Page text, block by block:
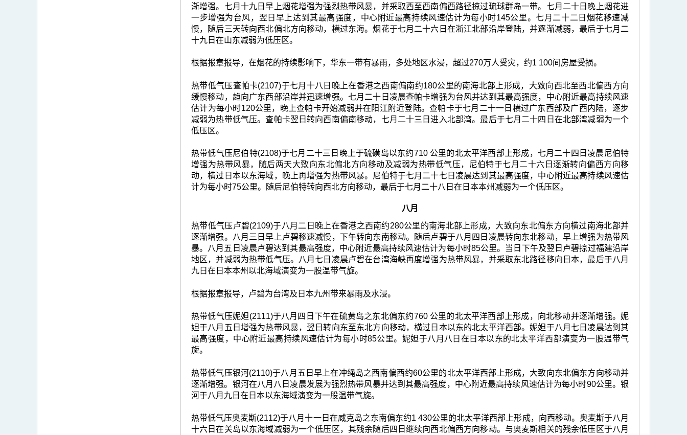
渐增强。七月十九日早上烟花增强为强烈热带风暴，并采取西至西南偏西路径掠过琉球群岛一带。七月二十日晚上烟花进
一步增强为台风，翌日早上达到其最高强度，中心附近最高持续风速估计为每小时145公里。七月二十二日烟花移速减
慢，随后三天转向西北偏北方向移动，横过东海。烟花于七月二十六日在浙江北部沿岸登陆，并逐渐减弱，最后于七月二
十九日在山东减弱为低压区。
根据报章报导，在烟花的持续影响下，华东一带有暴雨，多处地区水浸，超过270万人受灾，约1 100间房屋受损。
热带低气压查帕卡(2107)于七月十八日晚上在香港之西南偏南约180公里的南海北部上形成，大致向西北至西北偏西方向
缓慢移动，趋向广东西部沿岸并迅速增强。七月二十日凌晨查帕卡增强为台风并达到其最高强度，中心附近最高持续风速
估计为每小时120公里，晚上查帕卡开始减弱并在阳江附近登陆。查帕卡于七月二十一日横过广东西部及广西内陆，逐步
减弱为热带低气压。查帕卡翌日转向西南偏南移动，七月二十三日进入北部湾。最后于七月二十四日在北部湾减弱为一个
低压区。
热带低气压尼伯特(2108)于七月二十三日晚上于硫磺岛以东约710 公里的北太平洋西部上形成，七月二十四日凌晨尼伯特
增强为热带风暴，随后两天大致向东北偏北方向移动及减弱为热带低气压，尼伯特于七月二十六日逐渐转向偏西方向移
动，横过日本以东海域，晚上再增强为热带风暴。尼伯特于七月二十七日凌晨达到其最高强度，中心附近最高持续风速估
计为每小时75公里。随后尼伯特转向西北方向移动，最后于七月二十八日在日本本州减弱为一个低压区。
八月
热带低气压卢碧(2109)于八月二日晚上在香港之西南约280公里的南海北部上形成，大致向东北偏东方向横过南海北部并
逐渐增强。八月三日早上卢碧移速减慢，下午转向东南移动。随后卢碧于八月四日凌晨转向东北移动，早上增强为热带风
暴。八月五日凌晨卢碧达到其最高强度，中心附近最高持续风速估计为每小时85公里。当日下午及翌日卢碧掠过福建沿岸
地区，并减弱为热带低气压。八月七日凌晨卢碧在台湾海峡再度增强为热带风暴，并采取东北路径移向日本，最后于八月
九日在日本本州以北海域演变为一股温带气旋。
根据报章报导，卢碧为台湾及日本九州带来暴雨及水浸。
热带低气压妮妲(2111)于八月四日下午在硫黄岛之东北偏东约760 公里的北太平洋西部上形成，向北移动并逐渐增强。妮
妲于八月五日增强为热带风暴，翌日转向东至东北方向移动，横过日本以东的北太平洋西部。妮妲于八月七日凌晨达到其
最高强度，中心附近最高持续风速估计为每小时85公里。妮妲于八月八日在日本以东的北太平洋西部演变为一股温带气
旋。
热带低气压银河(2110)于八月五日早上在冲绳岛之西南偏西约60公里的北太平洋西部上形成，大致向东北偏东方向移动并
逐渐增强。银河在八月八日凌晨发展为强烈热带风暴并达到其最高强度，中心附近最高持续风速估计为每小时90公里。银
河于八月九日在日本以东海域演变为一股温带气旋。
热带低气压奥麦斯(2112)于八月十一日在威克岛之东南偏东约1 430公里的北太平洋西部上形成，向西移动。奥麦斯于八月
十六日在关岛以东海域减弱为一个低压区，其残余随后四日继续向西北偏西方向移动。与奥麦斯相关的残余低压区于八月